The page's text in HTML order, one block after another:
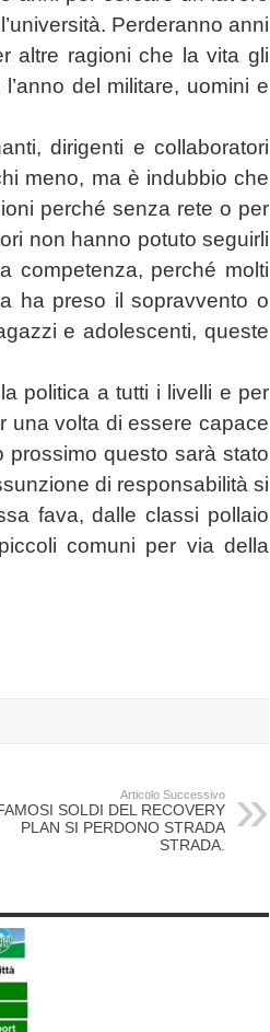
Perderanno anni
altre ragioni che la vita gli
del militare, uomini e
dirigenti e collaboratori
meno, ma è indubbio che
perché senza rete o per
non hanno potuto seguirli
competenza, perché molti
ha preso il sopravvento o
e adolescenti, queste
politica a tutti i livelli e per
una volta di essere capace
prossimo questo sarà stato
di responsabilità si
fava, dalle classi pollaio
comuni per via della
Articolo Successivo
SOLDI DEL RECOVERY
PLAN SI PERDONO STRADA
STRADA.